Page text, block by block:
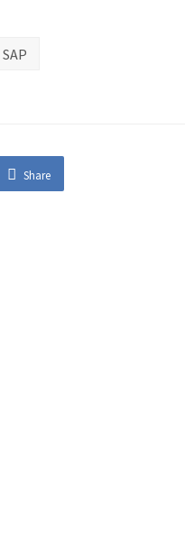
SAP
Share